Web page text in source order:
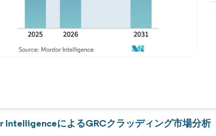
IntelligenceによるGRCクラッディング市場分析